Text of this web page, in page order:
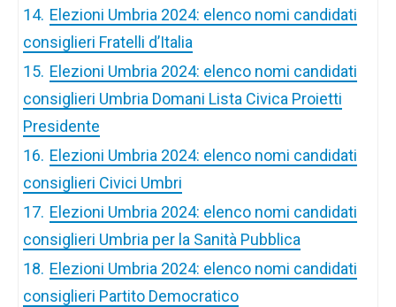
14. Elezioni Umbria 2024: elenco nomi candidati
consiglieri Fratelli d’Italia
15. Elezioni Umbria 2024: elenco nomi candidati
consiglieri Umbria Domani Lista Civica Proietti
Presidente
16. Elezioni Umbria 2024: elenco nomi candidati
consiglieri Civici Umbri
17. Elezioni Umbria 2024: elenco nomi candidati
consiglieri Umbria per la Sanità Pubblica
18. Elezioni Umbria 2024: elenco nomi candidati
consiglieri Partito Democratico